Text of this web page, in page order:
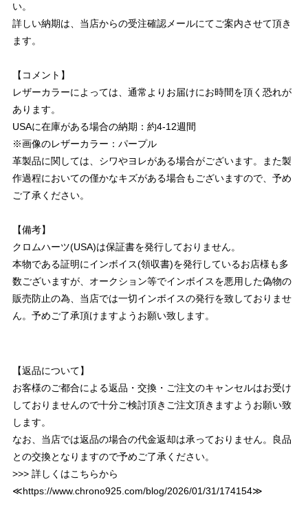
い。
詳しい納期は、当店からの受注確認メールにてご案内させて頂き
ます。
【コメント】
レザーカラーによっては、通常よりお届けにお時間を頂く恐れが
あります。
USAに在庫がある場合の納期：約4-12週間
※画像のレザーカラー：パープル
革製品に関しては、シワやヨレがある場合がございます。また製
作過程においての僅かなキズがある場合もございますので、予め
ご了承ください。
【備考】
クロムハーツ(USA)は保証書を発行しておりません。
本物である証明にインボイス(領収書)を発行しているお店様も多
数ございますが、オークション等でインボイスを悪用した偽物の
販売防止の為、当店では一切インボイスの発行を致しておりませ
ん。予めご了承頂けますようお願い致します。
【返品について】
お客様のご都合による返品・交換・ご注文のキャンセルはお受け
しておりませんので十分ご検討頂きご注文頂きますようお願い致
します。
なお、当店では返品の場合の代金返却は承っておりません。良品
との交換となりますので予めご了承ください。
>>> 詳しくはこちらから
≪https://www.chrono925.com/blog/2026/01/31/174154≫